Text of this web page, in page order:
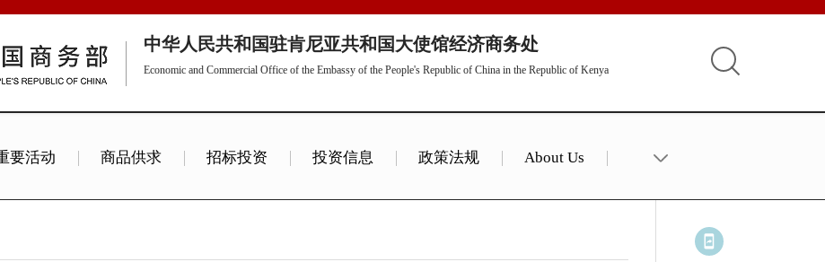
中华人民共和国驻肯尼亚共和国大使馆经济商务处
Economic and Commercial Office of the Embassy of the People's Republic of China in the Republic of Kenya
要活动 商品供求 招标投资 投资信息 政策法规 About Us
Info